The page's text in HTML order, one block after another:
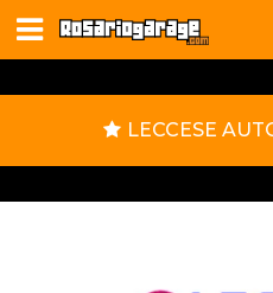
LECCESE